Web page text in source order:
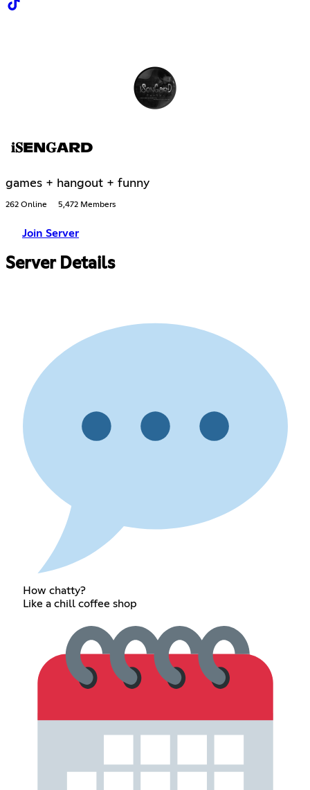
𝐢𝐒EN𝐆ARD
games + hangout + funny
262 Online 5,472 Members
Join Server
Server Details
How chatty?
Like a chill coffee shop